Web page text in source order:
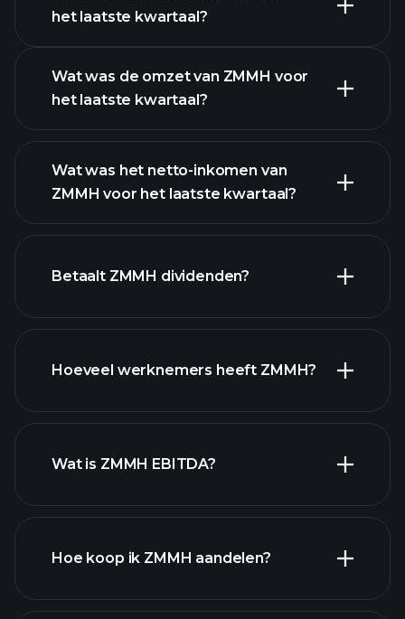
het laatste kwartaal?
ZMMH winst
Wat was de omzet van ZMMH voor
het laatste kwartaal?
financiële rapporten
Wat was het netto-inkomen van
ZMMH voor het laatste kwartaal?
financiële
Betaalt ZMMH dividenden?
hoog-dividend aandelen
Hoeveel werknemers heeft ZMMH?
Wat is ZMMH EBITDA?
Hoe koop ik ZMMH aandelen?